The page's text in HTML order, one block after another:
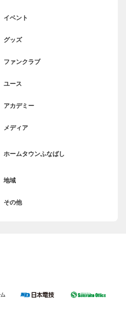
イベント
グッズ
ファンクラブ
ユース
アカデミー
メディア
ホームタウンふなばし
地域
その他